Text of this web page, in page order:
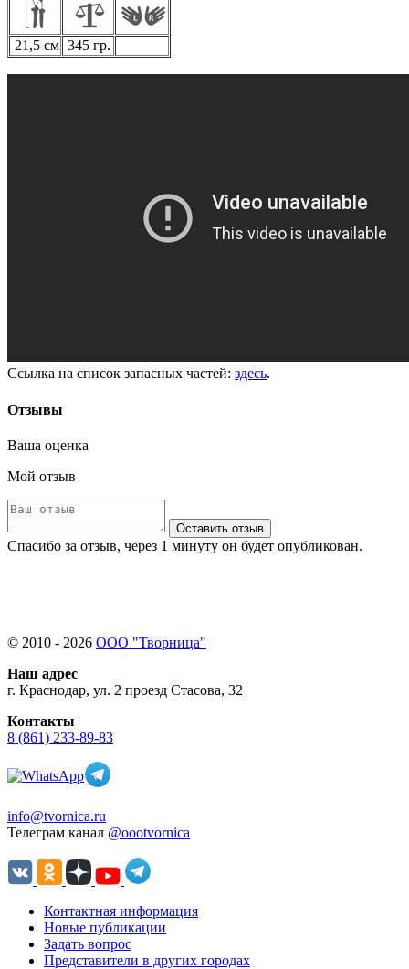
21,5 см 345 гр.
Ссылка на список запасных частей: здесь.
Отзывы
Ваша оценка
Мой отзыв
Оставить отзыв
Спасибо за отзыв, через 1 минуту он будет опубликован.
© 2010 - 2026 ООО "Творница"
Наш адрес
г. Краснодар, ул. 2 проезд Стасова, 32
Контакты
8 (861) 233-89-83
info@tvornica.ru
Телеграм канал @oootvornica
Контактная информация
Новые публикации
Задать вопрос
Представители в других городах